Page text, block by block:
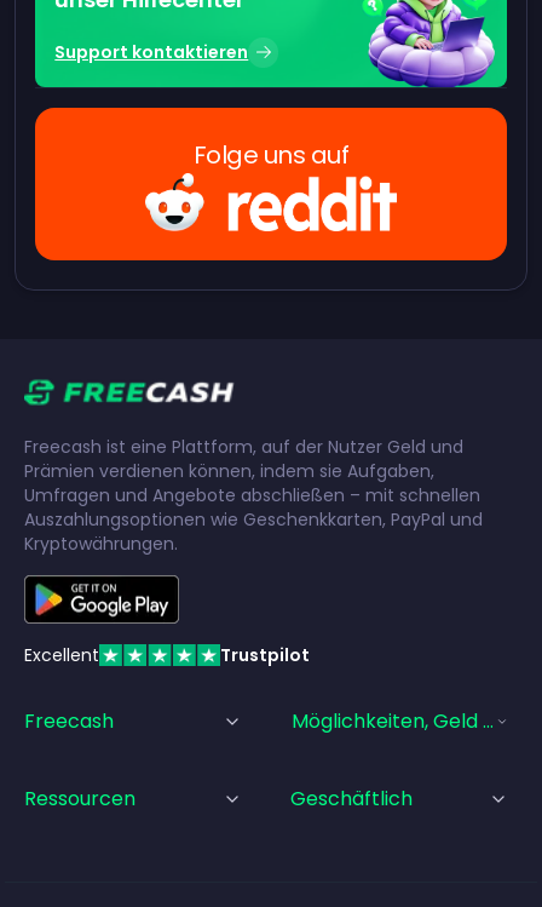
Support kontaktieren
Folge uns auf
Freecash ist eine Plattform, auf der Nutzer Geld und
Prämien verdienen können, indem sie Aufgaben,
Umfragen und Angebote abschließen – mit schnellen
Auszahlungsoptionen wie Geschenkkarten, PayPal und
Kryptowährungen.
Excellent Trustpilot
Freecash Möglichkeiten, Geld Zu
Ressourcen Geschäftlich